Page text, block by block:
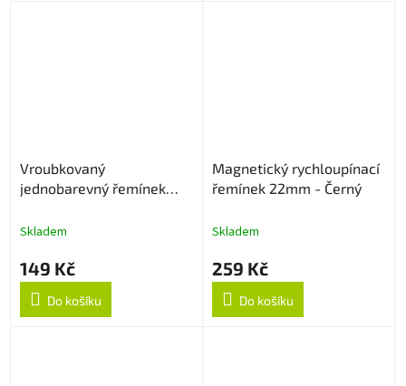
Vroubkovaný
jednobarevný řemínek
Skladem
149 Kč
Do košíku
Magnetický rychloupínací
řemínek 22mm - Černý
Skladem
259 Kč
Do košíku